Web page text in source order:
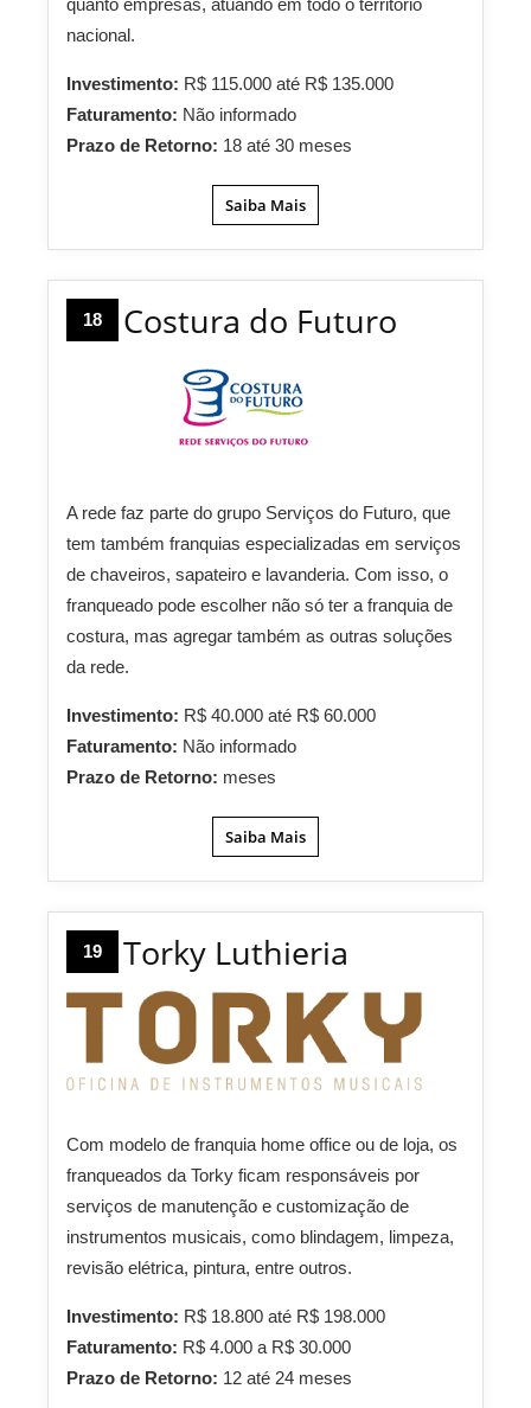
quanto empresas, atuando em todo o território
nacional.
Investimento: R$ 115.000 até R$ 135.000
Faturamento: Não informado
Prazo de Retorno: 18 até 30 meses
Saiba Mais
18 Costura do Futuro
A rede faz parte do grupo Serviços do Futuro, que
tem também franquias especializadas em serviços
de chaveiros, sapateiro e lavanderia. Com isso, o
franqueado pode escolher não só ter a franquia de
costura, mas agregar também as outras soluções
da rede.
Investimento: R$ 40.000 até R$ 60.000
Faturamento: Não informado
Prazo de Retorno: meses
Saiba Mais
19 Torky Luthieria
Com modelo de franquia home office ou de loja, os
franqueados da Torky ficam responsáveis por
serviços de manutenção e customização de
instrumentos musicais, como blindagem, limpeza,
revisão elétrica, pintura, entre outros.
Investimento: R$ 18.800 até R$ 198.000
Faturamento: R$ 4.000 a R$ 30.000
Prazo de Retorno: 12 até 24 meses